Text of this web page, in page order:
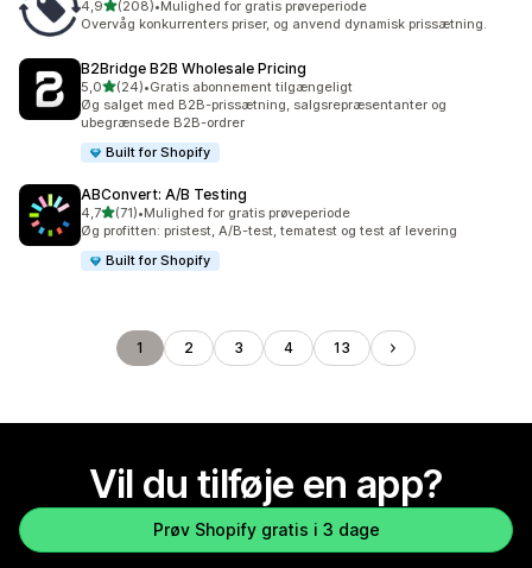
4,9ud af 5 stjerner
(208)
208 anmeldelser i alt
•Mulighed for gratis prøveperiode
Overvåg konkurrenters priser, og anvend dynamisk prissætning.
B2Bridge B2B Wholesale Pricing
5,0ud af 5 stjerner
(24)
24 anmeldelser i alt
•Gratis abonnement tilgængeligt
Øg salget med B2B-prissætning, salgsrepræsentanter og
ubegrænsede B2B-ordrer
Built for Shopify
ABConvert: A/B Testing
4,7ud af 5 stjerner
(71)
71 anmeldelser i alt
•Mulighed for gratis prøveperiode
Øg profitten: pristest, A/B-test, tematest og test af levering
Built for Shopify
1 2 3 4 13
Vil du tilføje en app?
Prøv Shopify gratis i 3 dage